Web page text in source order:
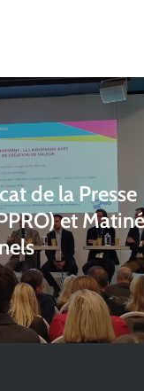
de la Presse
et